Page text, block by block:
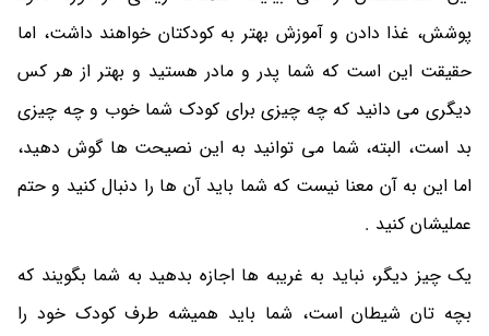
پوشش، غذا دادن و آموزش بهتر به کودکتان خواهند داشت، اما
حقیقت این است که شما پدر و مادر هستید و بهتر از هر کس
دیگری می دانید که چه چیزی برای کودک شما خوب و چه چیزی
بد است، البته، شما می توانید به این نصیحت ها گوش دهید،
اما این به آن معنا نیست که شما باید آن ها را دنبال کنید و حتم
عملیشان کنید .
یک چیز دیگر، نباید به غریبه ها اجازه بدهید به شما بگویند که
بچه تان شیطان است، شما باید همیشه طرف کودک خود را